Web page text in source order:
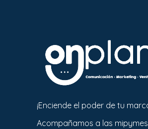
¡Enciende el poder de tu
Acompañamos a las